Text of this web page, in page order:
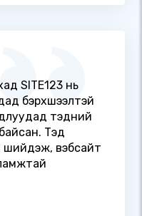
SITE123 нь
бэрхшээлтэй
тэдний
Тэд
шийдэж, вэбсайт